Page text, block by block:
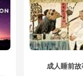
成人睡前